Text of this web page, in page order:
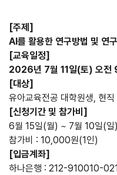
[주제]
AI를 활용한 연구방법 및 연
[교육일정]
2026년 7월 11일(토) 오
[대상]
유아교육전공 대학원생, 현
[신청기간 및 참가비]
6월 15일(월) ~ 7월 10일(일)
참가비 : 10,000원(1인)
[입금계좌]
하나은행 : 212-910010-